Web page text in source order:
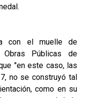
con el muelle de
Públicas de
"en este caso, las
no se construyó tal
como en su